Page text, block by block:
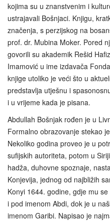
kojima su u znanstvenim i
ustrajavali Bošnjaci. Knjigu,
značenja, s perzijskog na
prof. dr. Mubina Moker. Pored
govorili su akademik Rešid
Imamović u ime izdavača
knjige utoliko je veći što u
predstavlja utješnu i
i u vrijeme kada je pisana.
Abdullah Bošnjak rođen je u
Formalno obrazovanje stekao
Nekoliko godina proveo je u
sufijskih autoriteta, potom u
hadža, duhovne spoznaje,
Konjevija, jednog od najbližih
Konyi 1644. godine, gdje mu
i pod imenom Abdi, dok je u
imenom Garibi. Napisao je